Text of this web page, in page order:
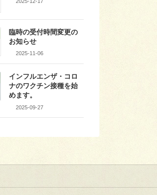
臨時の受付時間変更の
お知らせ
2025-11-06
インフルエンザ・コロ
ナのワクチン接種を始
めます。
2025-09-27